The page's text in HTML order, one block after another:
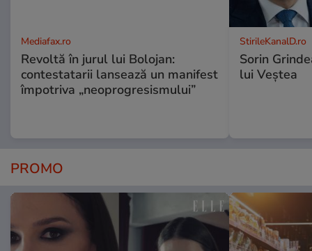
Mediafax.ro
Revoltă în jurul lui Bolojan:
contestatarii lansează un manifest
împotriva „neoprogresismului”
StirileKanalD.ro
Sorin
lui Veștea
PROMO